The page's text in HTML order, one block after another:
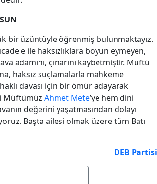
bir üzüntüyle öğrenmiş bulunmaktayız.
ile haksızlıklara boyun eymeyen,
adamını, çınarını kaybetmiştir. Müftü
haksız suçlamalarla mahkeme
haklı davası için bir ömür adayarak
Müftümüz Ahmet Mete’ye hem dini
değerini yaşatmasından dolayı
Başta ailesi olmak üzere tüm Batı
DEB Partisi